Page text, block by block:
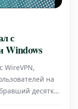
с
Windows
WireVPN,
на
десятки